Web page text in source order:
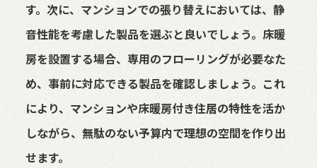
す。次に、マンションでの張り替えにおいては、静
音性能を考慮した製品を選ぶと良いでしょう。床暖
房を設置する場合、専用のフローリングが必要なた
め、事前に対応できる製品を確認しましょう。これ
により、マンションや床暖房付き住居の特性を活か
しながら、無駄のない予算内で理想の空間を作り出
せます。